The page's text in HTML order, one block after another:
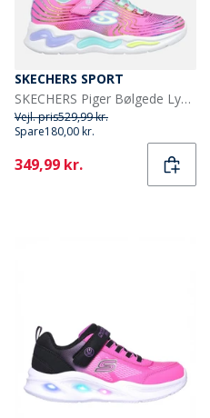
SKECHERS SPORT
SKECHERS Piger Bølgede Lys Sneakers Pink
Vejl. pris529,99 kr.
Spare180,00 kr.
Current
349,99 kr.